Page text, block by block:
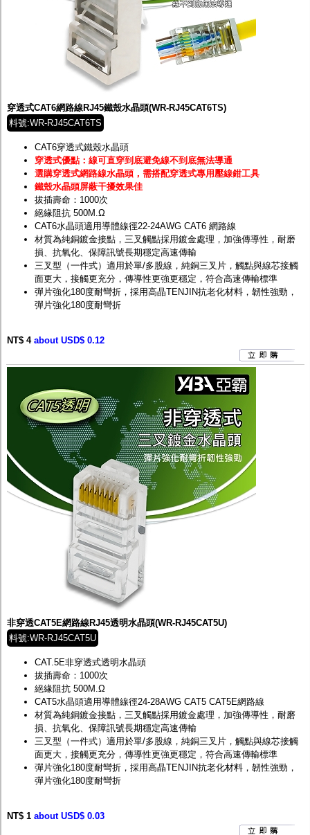
穿透式CAT6網路線RJ45鐵殼水晶頭(WR-RJ45CAT6TS)
料號:WR-RJ45CAT6TS
CAT6穿透式鐵殼水晶頭
穿透式優點：線可直穿到底避免線不到底無法導通
選購穿透式網路線水晶頭，需搭配穿透式專用壓線鉗工具
鐵殼水晶頭屏蔽干擾效果佳
拔插壽命：1000次
絕緣阻抗 500M.Ω
CAT6水晶頭適用導體線徑22-24AWG CAT6 網路線
材質為純銅鍍金接點，三叉觸點採用鍍金處理，加強傳導性，耐磨
損、抗氧化、保障訊號長期穩定高速傳輸
三叉型（一件式）適用於單/多股線，純銅三叉片，觸點與線芯接觸
面更大，接觸更充分，傳導性更強更穩定，符合高速傳輸標準
彈片強化180度耐彎折，採用高晶TENJIN抗老化材料，韌性強勁，
彈片強化180度耐彎折
NT$ 4 about USD$ 0.12
非穿透CAT5E網路線RJ45透明水晶頭(WR-RJ45CAT5U)
料號:WR-RJ45CAT5U
CAT.5E非穿透式透明水晶頭
拔插壽命：1000次
絕緣阻抗 500M.Ω
CAT5水晶頭適用導體線徑24-28AWG CAT5 CAT5E網路線
材質為純銅鍍金接點，三叉觸點採用鍍金處理，加強傳導性，耐磨
損、抗氧化、保障訊號長期穩定高速傳輸
三叉型（一件式）適用於單/多股線，純銅三叉片，觸點與線芯接觸
面更大，接觸更充分，傳導性更強更穩定，符合高速傳輸標準
彈片強化180度耐彎折，採用高晶TENJIN抗老化材料，韌性強勁，
彈片強化180度耐彎折
NT$ 1 about USD$ 0.03